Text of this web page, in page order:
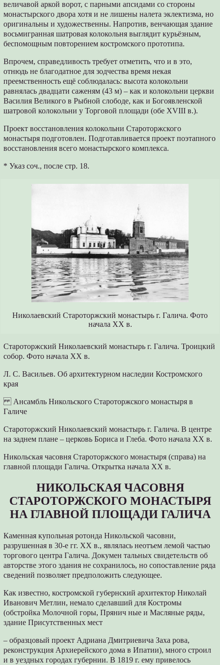
величавой аркой ворот, с парными апсидами со стороны
монастырского двора хотя и не лишены налета эклектизма, но
оригинальны и художественны. Напротив, венчающая здание
восьмигранная шатровая колокольня выглядит курьёзным,
беспомощным повторением костромского прототипа.
Впрочем, справедливость требует отметить, что и в это,
отнюдь не благодатное для зодчества время некая
преемственность ещё соблюдалась: высота колокольни
равнялась двадцати саженям (43 м) – как и колокольни церкви
Василия Великого в Рыбной слободе, как и Богоявленской
шатровой колокольни у Торговой площади (обе XVIII в.).
Проект восстановления колокольни Староторжского
монастыря подготовлен. Подготавливается проект поэтапного
восстановления всего монастырского комплекса.
* Указ соч., после стр. 18.
Николаевский Староторжский монастырь г. Галича. Фото
начала XX в.
Староторжский Николаевский монастырь г. Галича. Троицкий
собор. Фото начала XX в.
Л. С. Васильев. Об архитектурном наследии Костромского
края
Ансамбль Никольского Староторжского монастыря в
Галиче
Староторжский Николаевский монастырь г. Галича. В центре
на заднем плане – церковь Бориса и Глеба. Фото начала XX в.
Никольская часовня Староторжского монастыря (справа) на
главной площади Галича. Открытка начала XX в.
НИКОЛЬСКАЯ ЧАСОВНЯ
СТАРОТОРЖСКОГО МОНАСТЫРЯ
НА ГЛАВНОЙ ПЛОЩАДИ ГАЛИЧА
Каменная купольная ротонда Никольской часовни,
разрушенная в 30-е гг. XX в., являлась неотъем лемой частью
торгового центра Галича. Докумен тальных свидетельств об
авторстве этого здания не сохранилось, но сопоставление ряда
сведений позволяет предположить следующее.
Как известно, костромской губернский архитектор Николай
Иванович Метлин, немало сделавший для Костромы
(обстройка Молочной горы, Прянич ные и Масляные ряды,
здание Присутственных мест
– образцовый проект Адриана Дмитриевича Заха рова,
реконструкция Архиерейского дома в Ипатии), много строил
и в уездных городах губернии. В 1819 г. ему привелось